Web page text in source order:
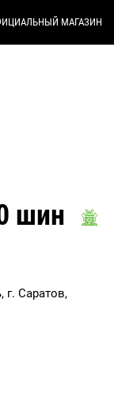
МАГАЗИН
шин
г. Саратов,